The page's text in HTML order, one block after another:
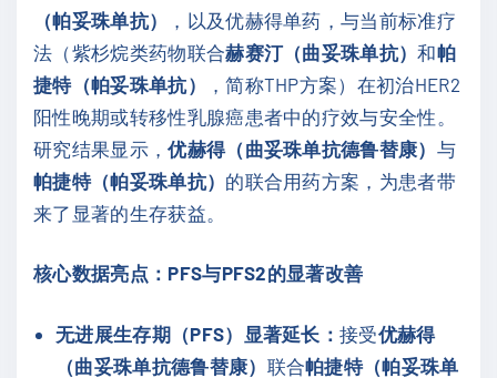
（帕妥珠单抗）
，以及优赫得单药，与当前标准疗
法（紫杉烷类药物联合赫赛汀（曲妥珠单抗）和帕
捷特（帕妥珠单抗）
，简称THP方案）在初治HER2
阳性晚期或转移性乳腺癌患者中的疗效与安全性。
研究结果显示，优赫得（曲妥珠单抗德鲁替康） 与
帕捷特（帕妥珠单抗） 的联合用药方案，为患者带
来了显著的生存获益。
核心数据亮点：PFS与PFS2的显著改善
无进展生存期（PFS）显著延长：接受优赫得
（曲妥珠单抗德鲁替康） 联合帕捷特（帕妥珠单